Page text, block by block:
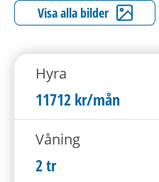
Visa alla bilder
Hyra
11712 kr/mån
Våning
2 tr